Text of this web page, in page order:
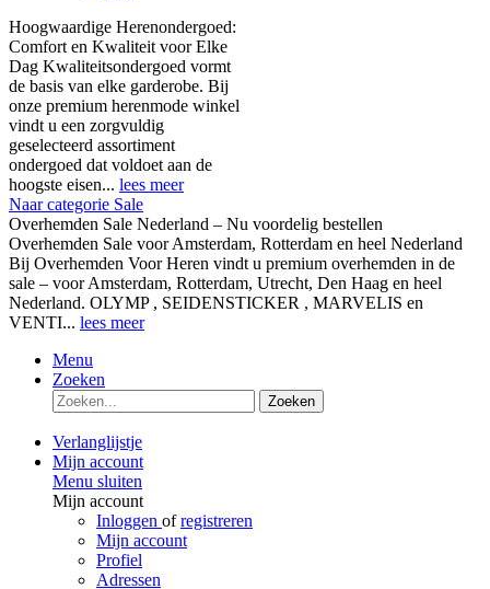
Hoogwaardige Herenondergoed:
Comfort en Kwaliteit voor Elke
Dag Kwaliteitsondergoed vormt
de basis van elke garderobe. Bij
onze premium herenmode winkel
vindt u een zorgvuldig
geselecteerd assortiment
ondergoed dat voldoet aan de
hoogste eisen... lees meer
Naar categorie Sale
Overhemden Sale Nederland – Nu voordelig bestellen
Overhemden Sale voor Amsterdam, Rotterdam en heel Nederland
Bij Overhemden Voor Heren vindt u premium overhemden in de
sale – voor Amsterdam, Rotterdam, Utrecht, Den Haag en heel
Nederland. OLYMP , SEIDENSTICKER , MARVELIS en
VENTI... lees meer
Menu
Zoeken
Zoeken
Verlanglijstje
Mijn account
Menu sluiten
Mijn account
Inloggen ofregistreren
Mijn account
Profiel
Adressen